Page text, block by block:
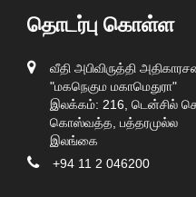
தொடர்பு கொள்ள
வீதி அபிவிருத்தி
"மகநெகும மகாமெதுரா"
இலக்கம்: 216, டென்சில்
கொஸ்வத்த, பத்தரமுல்ல
இலங்கை
+94 11 2 046200